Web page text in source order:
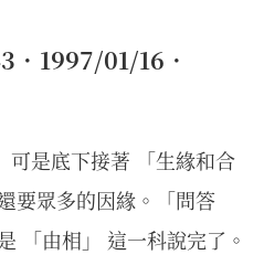
．1997/01/16．
可是底下接著 「生緣和合
要眾多的因緣。「問答
「由相」 這一科說完了。